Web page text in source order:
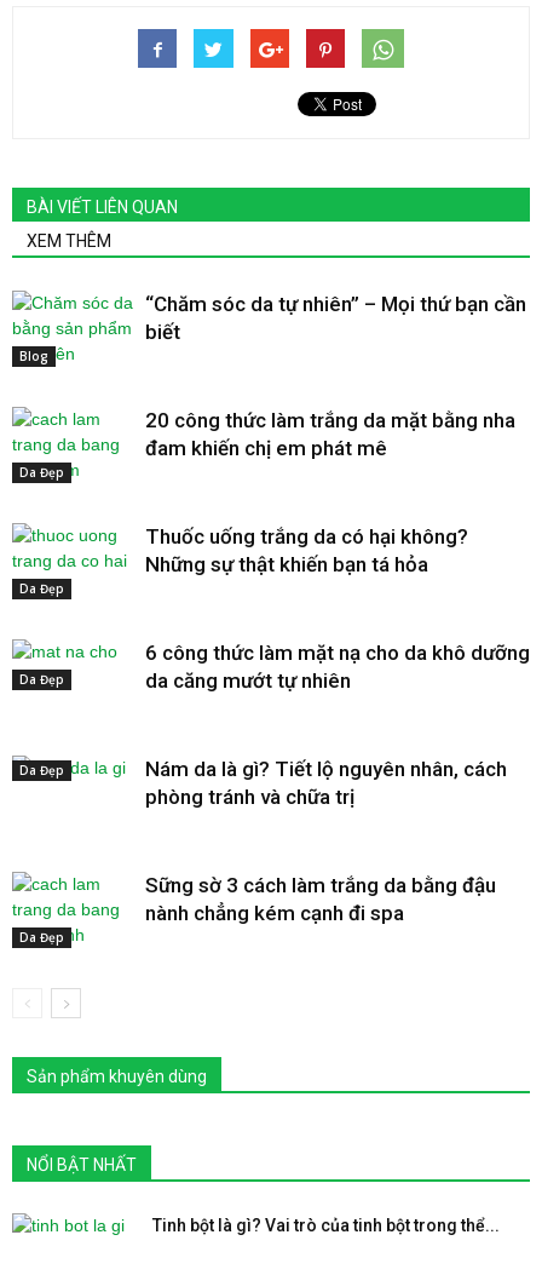
BÀI VIẾT LIÊN QUAN
XEM THÊM
Blog
“Chăm sóc da tự nhiên” – Mọi thứ bạn cần
biết
Da Đẹp
20 công thức làm trắng da mặt bằng nha
đam khiến chị em phát mê
Da Đẹp
Thuốc uống trắng da có hại không?
Những sự thật khiến bạn tá hỏa
Da Đẹp
6 công thức làm mặt nạ cho da khô dưỡng
da căng mướt tự nhiên
Da Đẹp
Nám da là gì? Tiết lộ nguyên nhân, cách
phòng tránh và chữa trị
Da Đẹp
Sững sờ 3 cách làm trắng da bằng đậu
nành chẳng kém cạnh đi spa
Sản phẩm khuyên dùng
NỔI BẬT NHẤT
Tinh bột là gì? Vai trò của tinh bột trong thể...